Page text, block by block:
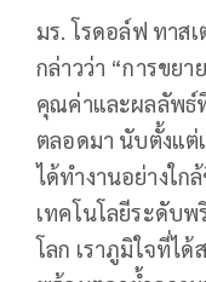
มร. โรดอล์ฟ ทาส
กล่าวว่า “การขย
คุณค่าและผลลัพธ์
ตลอดมา นับตั้งแต่
ได้ทำงานอย่างใ
เทคโนโลยีระดับพ
โลก เราภูมิใจที่ไ